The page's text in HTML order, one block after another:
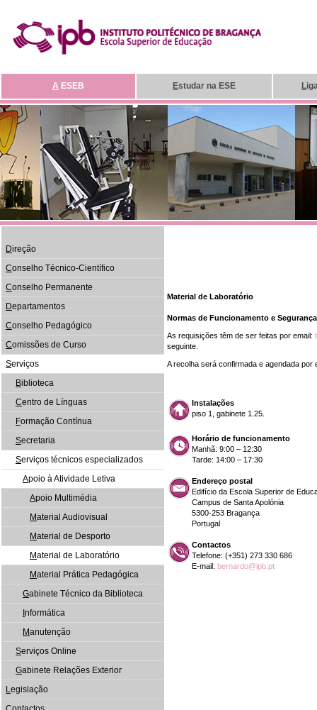
A ESEB Estudar na ESE L
Direção
Conselho Técnico-Científico
Conselho Permanente
Departamentos
Conselho Pedagógico
Comissões de Curso
Serviços
Biblioteca
Centro de Línguas
Formação Contínua
Secretaria
Serviços técnicos especializados
Apoio à Atividade Letiva
Apoio Multimédia
Material Audiovisual
Material de Desporto
Material de Laboratório
Material Prática Pedagógica
Gabinete Técnico da Biblioteca
nformática
Manutenção
Serviços Online
Gabinete Relações Exterior
Legislação
Material de Laboratório
Normas de Funcionamento e Segurança
As requisições têm de ser feitas por email:
seguinte.
A recolha será confirmada e agendada por
Instalações
piso 1, gabinete 1.25.
Horário de funcionamento
Manhã: 9:00 – 12:30
Tarde: 14:00 – 17:30
Endereço postal
Edifício da Escola Superior de
Campus de Santa Apolónia
5300-253 Bragança
Portugal
Contactos
Telefone: (+351) 273 330 686
E-mail: bernardo@ipb.pt